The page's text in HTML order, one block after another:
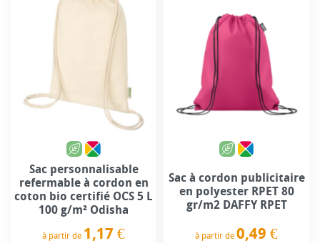
Sac personnalisable
refermable à cordon en
coton bio certifié OCS 5 L
100 g/m² Odisha
à partir de 1,17 €
Sac à cordon publicitaire
en polyester RPET 80
gr/m2 DAFFY RPET
à partir de 0,49 €